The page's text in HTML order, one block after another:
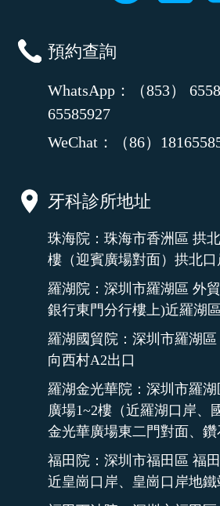
預約查詢
WhatsApp：（853）
65585927
WeChat：（86）
牙科診所地址
珠海院：珠海市香洲區 拱
樓（迎賓廣場對面）拱北
羅湖院：深圳市羅湖區 外
銀行東門分行樓上)近羅湖
羅湖國貿院：深圳市羅湖
向西村A2出口
羅湖金光華院：深圳市羅
廣場1~2樓（近羅湖口岸、
金光華廣場東二門對面、鑽
福田院：深圳市福田區 福
近皇崗口岸、皇崗口岸地鐵